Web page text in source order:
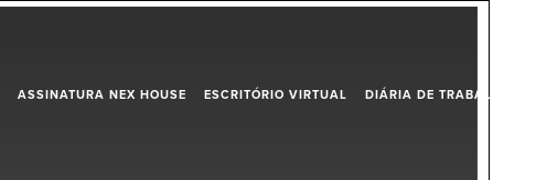
ASSINATURA NEX HOUSE ESCRITÓRIO VIRTUAL DIÁRIA DE TRABALHO